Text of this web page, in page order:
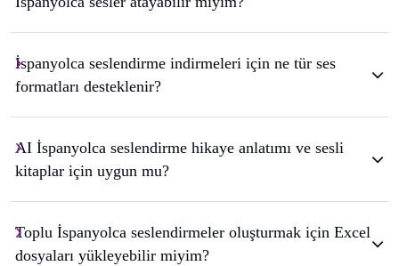
İspanyolca seslendirme indirmeleri için ne tür ses
formatları desteklenir?
AI İspanyolca seslendirme hikaye anlatımı ve sesli
kitaplar için uygun mu?
Toplu İspanyolca seslendirmeler oluşturmak için Excel
dosyaları yükleyebilir miyim?